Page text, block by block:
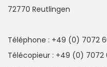
72770 Reutlingen
Téléphone : +49 (0) 7072
Télécopieur : +49 (0)